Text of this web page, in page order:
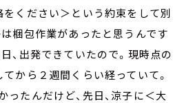
をください＞という約束をして別
は梱包作業があったと思うんです
、出発できていたので。現時点の
から２週間くらい経っていて。
ったんだけど、先日、涼子に＜大